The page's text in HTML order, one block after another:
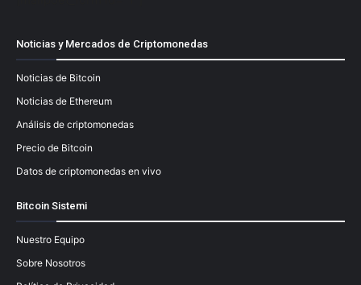
Noticias y Mercados de Criptomonedas
Noticias de Bitcoin
Noticias de Ethereum
Análisis de criptomonedas
Precio de Bitcoin
Datos de criptomonedas en vivo
Bitcoin Sistemi
Nuestro Equipo
Sobre Nosotros